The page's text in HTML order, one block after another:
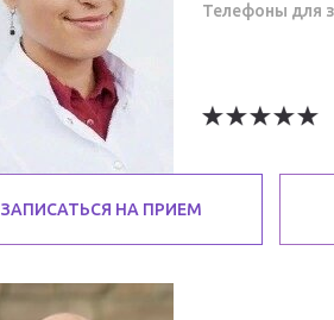
Телефоны для
ЗАПИСАТЬСЯ НА ПРИЕМ